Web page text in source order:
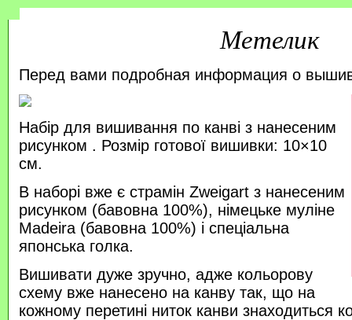
Метелик
Перед вами подробная информация о
Набір для вишивання по канві з нанесеним
рисунком . Розмір готової вишивки: 10×10
см.
В наборі вже є страмін Zweigart з нанесеним
рисунком (бавовна 100%), німецьке муліне
Madeira (бавовна 100%) і спеціальна
японська голка.
Вишивати дуже зручно, адже кольорову
схему вже нанесено на канву так, що на
кожному перетині ниток канви знаходиться